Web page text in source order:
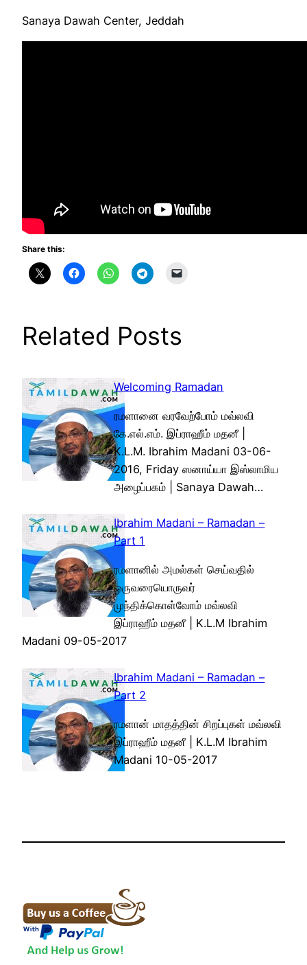
Sanaya Dawah Center, Jeddah
Share this:
Related Posts
Welcoming Ramadan
ரமளானை வரவேற்போம் மவ்லவி
கே.எல்.எம். இப்ராஹீம் மதனீ |
K.L.M. Ibrahim Madani 03-06-
2016, Friday ஸனாய்யா இஸ்லாமிய
அழைப்பகம் | Sanaya Dawah…
Ibrahim Madani – Ramadan –
Part 1
ரமளானில் அமல்கள் செய்வதில்
ஒருவரையொருவர்
முந்திக்கொள்வோம் மவ்லவி
இப்ராஹீம் மதனீ | K.L.M Ibrahim
Madani 09-05-2017
Ibrahim Madani – Ramadan –
Part 2
ரமளான் மாதத்தின் சிறப்புகள் மவ்லவி
இப்ராஹீம் மதனீ | K.L.M Ibrahim
Madani 10-05-2017